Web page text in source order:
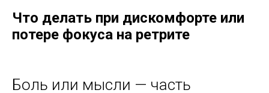
Что делать при дискомфорте или
потере фокуса на ретрите
Боль или мысли — часть